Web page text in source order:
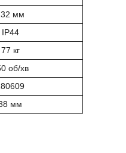
мм
IP44
77 кг
об/хв
мм